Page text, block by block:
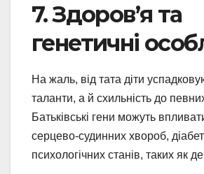
7. Здоров’я та
генетичні
На жаль, від тата діти
таланти, а й схильність до
Батьківські гени можуть
серцево-судинних хвороб,
психологічних станів, таких як